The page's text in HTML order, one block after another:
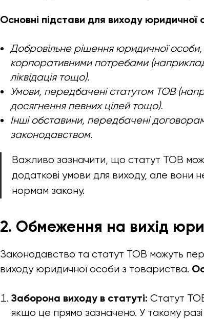
Основні підстави для виходу
Добровільне рішення юридичної особи,
корпоративними потребами (наприклад,
ліквідація тощо).
Умови, передбачені статутом ТОВ
досягнення певних цілей тощо).
Інші обставини, передбачені
законодавством.
Важливо зазначити, що статут ТОВ
додаткові умови для виходу, але вони
нормам закону.
2. Обмеження на вихід
Законодавство та статут ТОВ можуть
виходу юридичної особи з товариства.
Заборона виходу в статуті: Статут
якщо це прямо зазначено. У такому